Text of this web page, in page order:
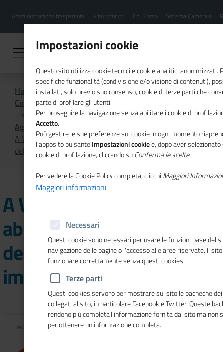
contenuto
Menu
hamburgher
Amministrazione trasparente Albo fornitori Chi Siamo Sistema Camerale
Home
Comunicazione istituzionale per il sistema camerale
Agenda
A Visionaria 2023 la tappa abruzzese del Giro d'Italia
delle donne che fanno impresa
A Visionaria 2023 la tappa
abruzzese del Giro d'Italia
delle donne che fanno
impresa
Impostazioni cookie
Questo sito utilizza cookie tecnici e cookie analitici anonimizzati.
specifiche funzionalità (condivisione e/o visione di contenuti),
installati, solo previo suo consenso, cookie di terze parti che
parte di profilare gli utenti.
Per proseguire la navigazione senza abilitare i cookie di
Accetto.
Può gestire le sue preferenze sui cookie in ogni momento
l'apposito pulsanteImpostazioni cookiee, dopo aver
cookie di profilazione, cliccando suConferma le scelte.
Per vedere la Cookie Policy completa, clicchi Maggiori
Maggiori informazioni
Necessari
Questi cookie sono necessari per usare le funzioni base del
navigazione delle pagine o l'accesso alle aree riservate. Il
funzionare correttamente senza questi cookies.
Terze parti
Questi cookies servono per mostrare sul sito le bacheche
collegati al sito, in particolare Facebook e Twitter. Queste
rendono più completa l'informazione fornita dal sito ma non
per ottenere un'informazione completa.